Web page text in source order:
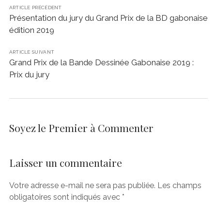
ARTICLE PRÉCÉDENT
Présentation du jury du Grand Prix de la BD gabonaise
édition 2019
ARTICLE SUIVANT
Grand Prix de la Bande Dessinée Gabonaise 2019 :
Prix du jury
Soyez le Premier à Commenter
Laisser un commentaire
Votre adresse e-mail ne sera pas publiée. Les champs
obligatoires sont indiqués avec *